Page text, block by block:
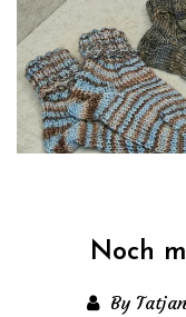
Noch
By